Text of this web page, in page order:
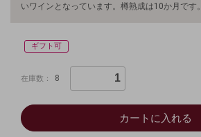
いワインとなっています。樽熟成は10か月です。
ギフト可
在庫数： 8
カートに入れる